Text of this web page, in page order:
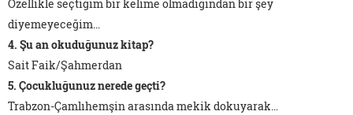
Özellikle seçtiğim bir kelime olmadığından bir şey
diyemeyeceğim…
4. Şu an okuduğunuz kitap?
Sait Faik/Şahmerdan
5. Çocukluğunuz nerede geçti?
Trabzon-Çamlıhemşin arasında mekik dokuyarak…